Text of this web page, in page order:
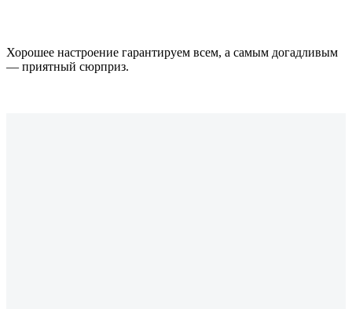
Хорошее настроение гарантируем всем, а самым догадливым
— приятный сюрприз.